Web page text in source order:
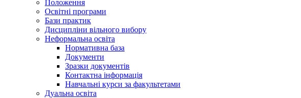
Положення
Освітні програми
Бази практик
Дисципліни вільного вибору
Неформальна освіта
Нормативна база
Документи
Зразки документів
Контактна інформація
Навчальні курси за факультетами
Дуальна освіта